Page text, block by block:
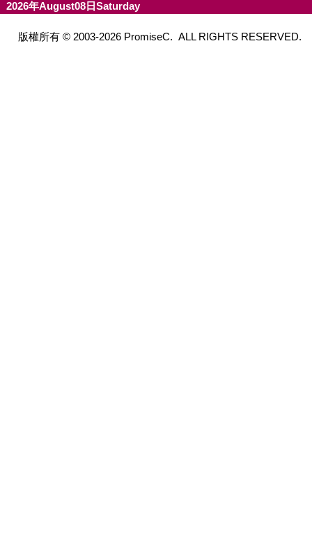
2026年August08日Saturday
版權所有 © 2003-2026 PromiseC. ALL RIGHTS RESERVED.